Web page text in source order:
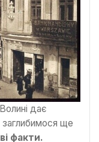
дає
ще
факти.